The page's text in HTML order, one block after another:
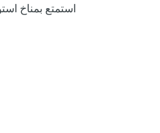
استمتع بمناخ